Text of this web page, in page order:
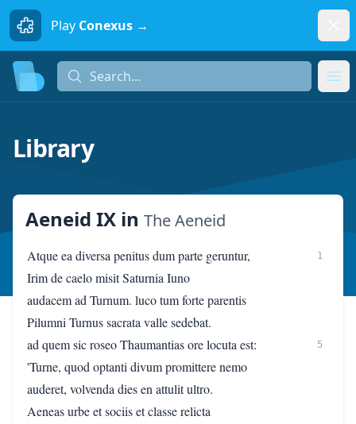
Play Conexus →
Search...
Library
Aeneid IX in The Aeneid
Atque ea diversa penitus dum parte geruntur, 1
Irim de caelo misit Saturnia Iuno
audacem ad Turnum. luco tum forte parentis
Pilumni Turnus sacrata valle sedebat.
ad quem sic roseo Thaumantias ore locuta est:
5
'Turne, quod optanti divum promittere nemo
auderet, volvenda dies en attulit ultro.
Aeneas urbe et sociis et classe relicta